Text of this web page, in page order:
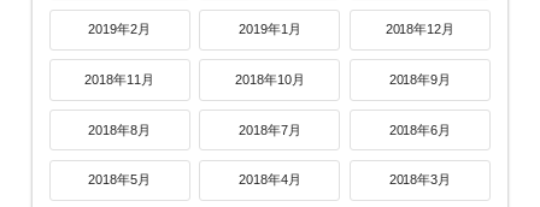
2019年2月 2019年1月 2018年12月
2018年11月 2018年10月 2018年9月
2018年8月 2018年7月 2018年6月
2018年5月 2018年4月 2018年3月